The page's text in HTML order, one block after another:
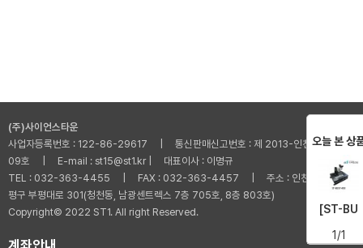
(주)사이언스타운
사업자등록번호 : 122-86-29617 | 통신판매신고번호 : 제 2013-인천부평-001
09호 | E-mail : st15@st1.kr | 대표이사 : 이명규
TEL : 032-363-4455 | FAX : 032-363-4457 | 주소 : 인천광역시 부
평구 부평대로 301(청천동, 남광센트렉스 7층 705호, 8층 803호)
Copyright© 2022 ST1. All right Reserved.
오늘 본 상
[ST-BU
1/1